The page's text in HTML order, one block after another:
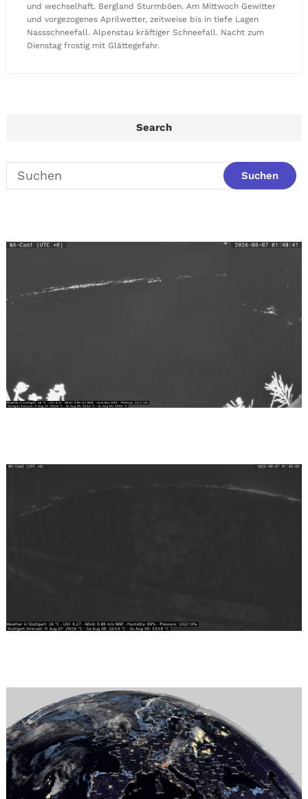
und wechselhaft. Bergland Sturmböen. Am Mittwoch Gewitter
und vorgezogenes Aprilwetter, zeitweise bis in tiefe Lagen
Nassschneefall. Alpenstau kräftiger Schneefall. Nacht zum
Dienstag frostig mit Glättegefahr.
Search